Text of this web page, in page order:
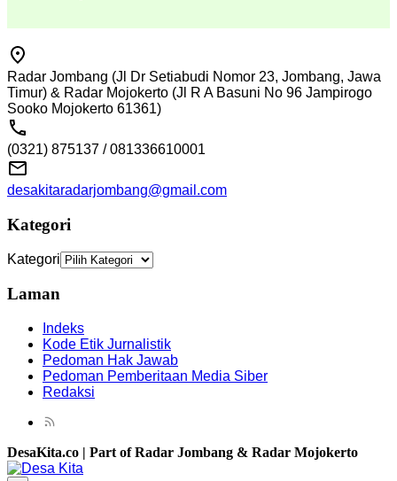
Radar Jombang (Jl Dr Setiabudi Nomor 23, Jombang, Jawa
Timur) & Radar Mojokerto (Jl R A Basuni No 96 Jampirogo
Sooko Mojokerto 61361)
(0321) 875137 / 081336610001
desakitaradarjombang@gmail.com
Kategori
Kategori
Laman
Indeks
Kode Etik Jurnalistik
Pedoman Hak Jawab
Pedoman Pemberitaan Media Siber
Redaksi
DesaKita.co | Part of Radar Jombang & Radar Mojokerto